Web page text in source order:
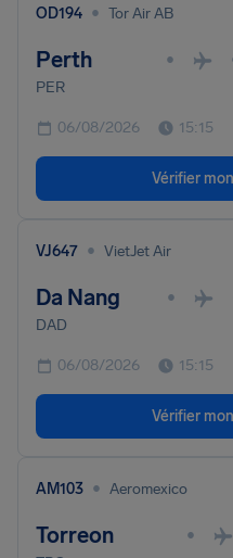
OD194 • Tor Air AB
Perth •
PER
06/08/2026 15:15
Vérifier
VJ647 • VietJet Air
Da Nang •
DAD
06/08/2026 15:15
Vérifier
AM103 • Aeromexico
Torreon •